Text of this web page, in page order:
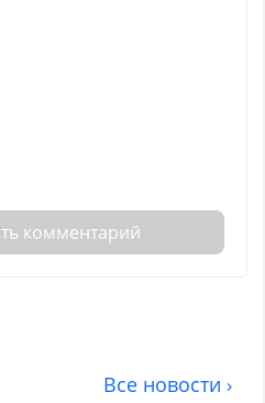
комментарий
Все новости ›